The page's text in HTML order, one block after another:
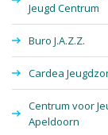
Jeugd Centrum
Buro J.A.Z.Z.
Cardea
Centrum voor
Apeldoorn